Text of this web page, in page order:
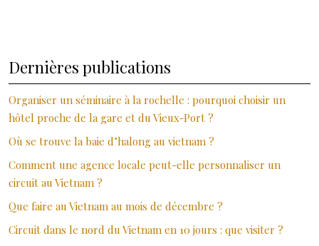
Dernières publications
Organiser un séminaire à la rochelle : pourquoi choisir un
hôtel proche de la gare et du Vieux-Port ?
Où se trouve la baie d’halong au vietnam ?
Comment une agence locale peut-elle personnaliser un
circuit au Vietnam ?
Que faire au Vietnam au mois de décembre ?
Circuit dans le nord du Vietnam en 10 jours : que visiter ?